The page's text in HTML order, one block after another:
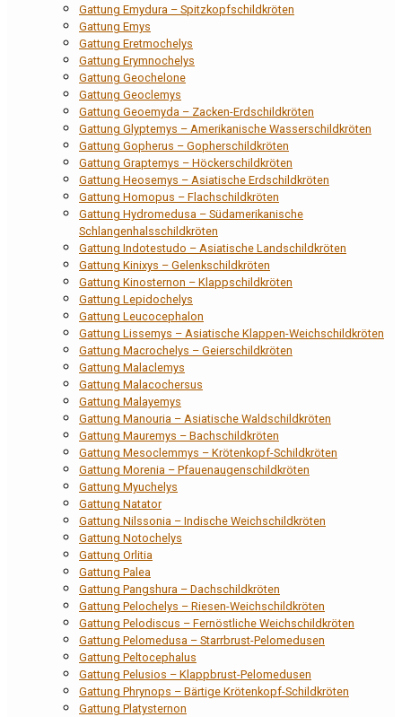
Gattung Emydura – Spitzkopfschildkröten
Gattung Emys
Gattung Eretmochelys
Gattung Erymnochelys
Gattung Geochelone
Gattung Geoclemys
Gattung Geoemyda – Zacken-Erdschildkröten
Gattung Glyptemys – Amerikanische Wasserschildkröten
Gattung Gopherus – Gopherschildkröten
Gattung Graptemys – Höckerschildkröten
Gattung Heosemys – Asiatische Erdschildkröten
Gattung Homopus – Flachschildkröten
Gattung Hydromedusa – Südamerikanische
Schlangenhalsschildkröten
Gattung Indotestudo – Asiatische Landschildkröten
Gattung Kinixys – Gelenkschildkröten
Gattung Kinosternon – Klappschildkröten
Gattung Lepidochelys
Gattung Leucocephalon
Gattung Lissemys – Asiatische Klappen-Weichschildkröten
Gattung Macrochelys – Geierschildkröten
Gattung Malaclemys
Gattung Malacochersus
Gattung Malayemys
Gattung Manouria – Asiatische Waldschildkröten
Gattung Mauremys – Bachschildkröten
Gattung Mesoclemmys – Krötenkopf-Schildkröten
Gattung Morenia – Pfauenaugenschildkröten
Gattung Myuchelys
Gattung Natator
Gattung Nilssonia – Indische Weichschildkröten
Gattung Notochelys
Gattung Orlitia
Gattung Palea
Gattung Pangshura – Dachschildkröten
Gattung Pelochelys – Riesen-Weichschildkröten
Gattung Pelodiscus – Fernöstliche Weichschildkröten
Gattung Pelomedusa – Starrbrust-Pelomedusen
Gattung Peltocephalus
Gattung Pelusios – Klappbrust-Pelomedusen
Gattung Phrynops – Bärtige Krötenkopf-Schildkröten
Gattung Platysternon